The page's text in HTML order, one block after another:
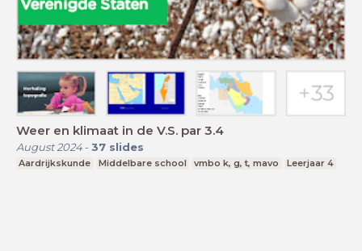
Weer en klimaat in de V.S. par 3.4
August 2024- 37 slides
Aardrijkskunde Middelbare school vmbo k, g, t, mavo Leerjaar 4